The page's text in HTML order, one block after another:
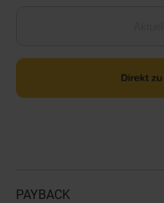
PAYBACK